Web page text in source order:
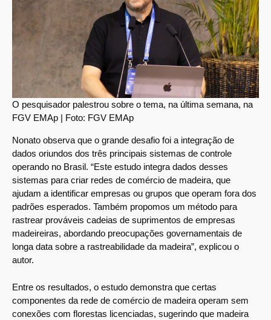
O pesquisador palestrou sobre o tema, na última semana, na
FGV EMAp | Foto: FGV EMAp
Nonato observa que o grande desafio foi a integração de
dados oriundos dos três principais sistemas de controle
operando no Brasil. “Este estudo integra dados desses
sistemas para criar redes de comércio de madeira, que
ajudam a identificar empresas ou grupos que operam fora dos
padrões esperados. Também propomos um método para
rastrear prováveis ​​cadeias de suprimentos de empresas
madeireiras, abordando preocupações governamentais de
longa data sobre a rastreabilidade da madeira”, explicou o
autor.
Entre os resultados, o estudo demonstra que certas
componentes da rede de comércio de madeira operam sem
conexões com florestas licenciadas, sugerindo que madeira